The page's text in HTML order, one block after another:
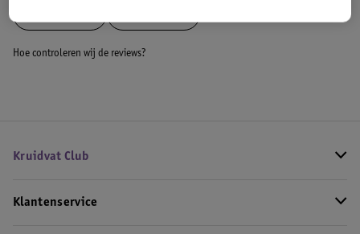
Hoe controleren wij de reviews?
Kruidvat Club
Klantenservice